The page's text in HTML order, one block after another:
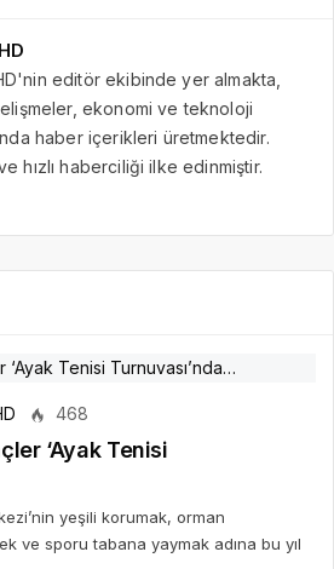
editör ekibinde yer almakta,
ekonomi ve teknoloji
haber içerikleri üretmektedir.
hızlı haberciliği ilke edinmiştir.
468
‘Ayak Tenisi
yeşili korumak, orman
ve sporu tabana yaymak adına bu yıl